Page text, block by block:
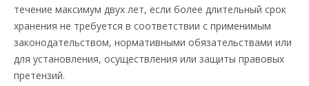
течение максимум двух лет, если более длительный срок
хранения не требуется в соответствии с применимым
законодательством, нормативными обязательствами или
для установления, осуществления или защиты правовых
претензий.